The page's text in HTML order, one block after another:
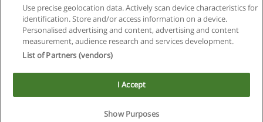
Privacidad de datos
Contactar con Educaedu
Copyright © Educaedu Business S.L. - CIF : B-95610580: -
Use precise geolocation data. Actively scan device characteristics for
identification. Store and/or access information on a device.
Personalised advertising and content, advertising and content
measurement, audience research and services development.
List of Partners (vendors)
I Accept
Show Purposes